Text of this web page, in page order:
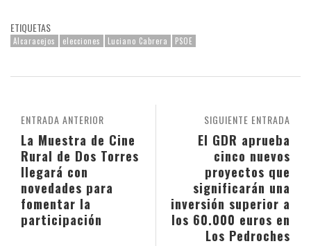
ETIQUETAS
Alcaracejos elecciones Luciano Cabrera PSOE
SIGUIENTE ENTRADA
El GDR aprueba
cinco nuevos
proyectos que
significarán una
inversión superior a
los 60.000 euros en
Los Pedroches
ENTRADA ANTERIOR
La Muestra de Cine
Rural de Dos Torres
llegará con
novedades para
fomentar la
participación